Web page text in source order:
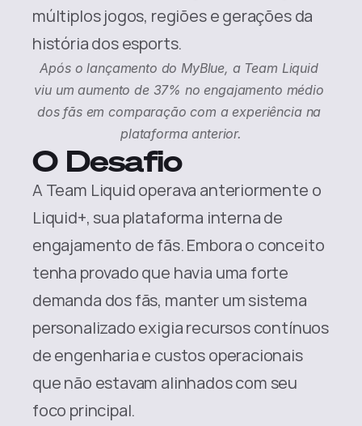
múltiplos jogos, regiões e gerações da
história dos esports.
Após o lançamento do MyBlue, a Team Liquid
viu um aumento de 37% no engajamento médio
dos fãs em comparação com a experiência na
plataforma anterior.
O Desafio
A Team Liquid operava anteriormente o
Liquid+, sua plataforma interna de
engajamento de fãs. Embora o conceito
tenha provado que havia uma forte
demanda dos fãs, manter um sistema
personalizado exigia recursos contínuos
de engenharia e custos operacionais
que não estavam alinhados com seu
foco principal.